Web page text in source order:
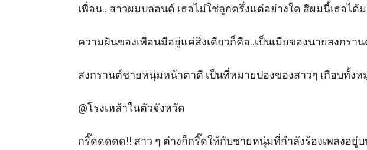
เพื่อน.. สาวผมบลอนด์ เธอไม่ใช่ลูกครึ่งแต่อย่างใด สีผมนี้เธอไ
ความฝันของเพื่อนมีอยู่แค่สิ่งเดียวก็คือ..เป็นเมียของนายสงกรา
สงกรานต์ชายหนุ่มหน้าตาดี เป็นที่หมายปองของสาวๆ เกือบทั้ง
@โรงเหล้าในตัวจังหวัด
กรี๊ดดดดด!! สาว ๆ ต่างก็กรี๊ดให้กับชายหนุ่มที่กำลังร้องเพลงอยู่